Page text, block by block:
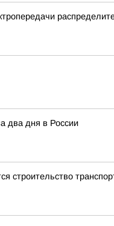
два дня в России
строительство